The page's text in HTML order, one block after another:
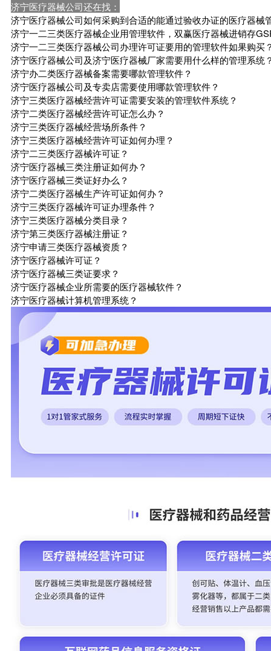
济宁医疗器械公司还在找：
济宁医疗器械公司如何采购到合适的能通过验收办证的医疗器械
济宁一二三类医疗器械企业用管理软件，双赢医疗器械进销存
济宁一二三类医疗器械公司办理许可证要用的管理软件如果购买
济宁医疗器械公司及济宁医疗器械厂家需要用什么样的管理系统
济宁办二类医疗器械备案需要哪款管理软件？
济宁医疗器械公司及专卖店需要使用哪款管理软件？
济宁三类医疗器械经营许可证需要安装的管理软件系统？
济宁二类医疗器械经营许可证怎么办？
济宁三类医疗器械经营场所条件？
济宁三类医疗器械经营许可证如何办理？
济宁二三类医疗器械许可证？
济宁医疗器械三类注册证如何办？
济宁医疗器械三类证好办么？
济宁二类医疗器械生产许可证如何办？
济宁三类医疗器械许可证办理条件？
济宁三类医疗器械分类目录？
济宁第三类医疗器械注册证？
济宁申请三类医疗器械资质？
济宁医疗器械许可证？
济宁医疗器械三类证要求？
济宁医疗器械企业所需要的医疗器械软件？
济宁医疗器械计算机管理系统？